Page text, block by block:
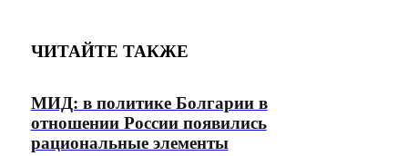
ЧИТАЙТЕ ТАКЖЕ
МИД: в политике Болгарии в
отношении России появились
рациональные элементы